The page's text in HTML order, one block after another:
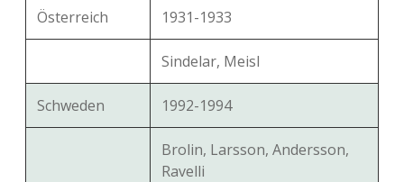
Österreich 1931-1933
Sindelar, Meisl
Schweden 1992-1994
Brolin, Larsson, Andersson,
Ravelli